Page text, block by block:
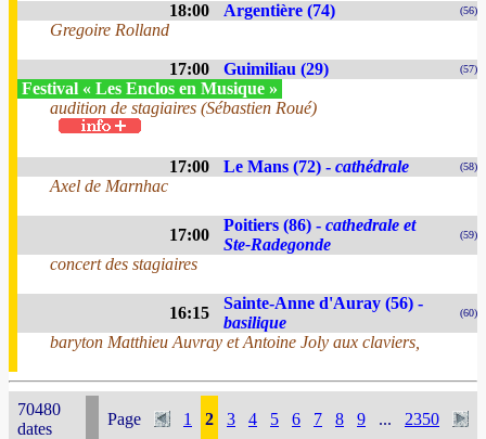
18:00 Argentière (74) (56)
Gregoire Rolland
17:00 Guimiliau (29) (57)
Festival « Les Enclos en Musique »
audition de stagiaires (Sébastien Roué)
17:00 Le Mans (72) - cathédrale (58)
Axel de Marnhac
17:00
Poitiers (86) - cathedrale et
Ste-Radegonde
(59)
concert des stagiaires
16:15
Sainte-Anne d'Auray (56) -
basilique
(60)
baryton Matthieu Auvray et Antoine Joly aux claviers,
70480
dates
Page 1 2 3 4 5 6 7 8 9 ... 2350